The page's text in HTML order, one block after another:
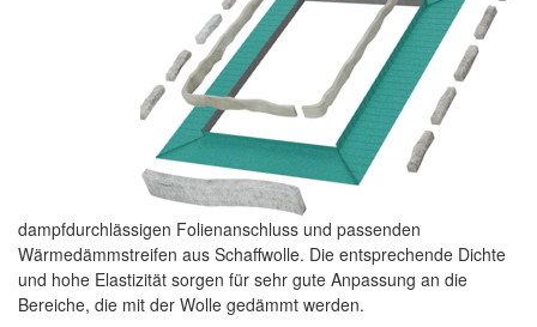
dampfdurchlässigen Folienanschluss und passenden
Wärmedämmstreifen aus Schaffwolle. Die entsprechende Dichte
und hohe Elastizität sorgen für sehr gute Anpassung an die
Bereiche, die mit der Wolle gedämmt werden.